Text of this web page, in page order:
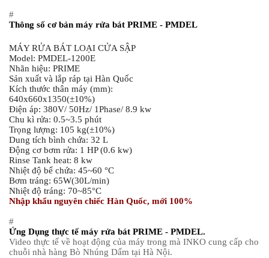
#
Thông số cơ bản máy rửa bát PRIME - PMDEL
MÁY RỬA BÁT LOẠI CỬA SẬP
Model: PMDEL-1200E
Nhãn hiệu: PRIME
Sản xuất và lắp ráp tại Hàn Quốc
Kích thước thân máy (mm):
640x660x1350(±10%)
Điện áp: 380V/ 50Hz/ 1Phase/ 8.9 kw
Chu kì rửa: 0.5~3.5 phút
Trọng lượng: 105 kg(±10%)
Dung tích bình chứa: 32 L
Động cơ bơm rửa: 1 HP (0.6 kw)
Rinse Tank heat: 8 kw
Nhiệt độ bể chứa: 45~60 °C
Bơm tráng: 65W(30L/min)
Nhiệt độ tráng: 70~85°C
Nhập khẩu nguyên chiếc Hàn Quốc, mới 100%
#
Ứng Dụng thực tế máy rửa bát PRIME - PMDEL.
Video thực tế về hoạt động của máy trong mà INKO cung cấp cho
chuỗi nhà hàng Bò Nhúng Dấm tại Hà Nội.